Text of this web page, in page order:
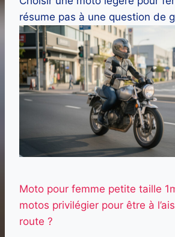
résume pas à une question de
Moto pour femme petite taille
motos privilégier pour être à
route ?